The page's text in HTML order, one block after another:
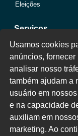
Eleições
Serviços
Jurídico
Oportunidades
Clube de Vantagens
Área Colaborador
Usamos cookies
anúncios,
analisar nosso
também ajudam a
usuário em
e na capacidade
auxiliam em
marketing. Ao